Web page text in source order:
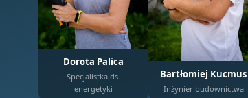
Dorota Palica
Specjalistka ds.
energetyki
Bartłomiej Kucmus
Inżynier budownictwa